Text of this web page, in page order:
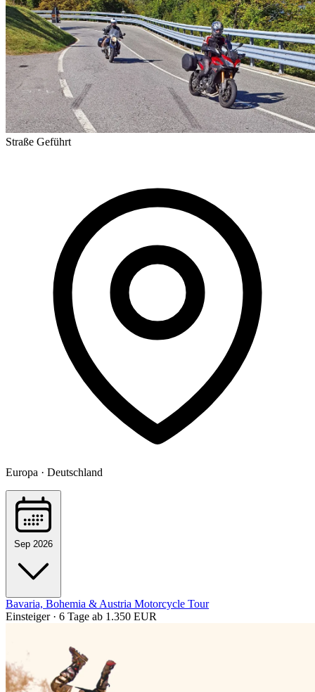
Straße Geführt
Europa · Deutschland
Sep 2026
Bavaria, Bohemia & Austria Motorcycle Tour
Einsteiger · 6 Tage ab 1.350 EUR